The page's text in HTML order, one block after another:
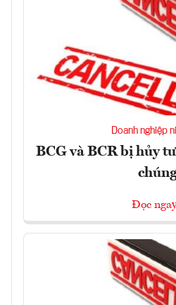
Doanh nghiệp
BCG và BCR bị hủy
Đọc